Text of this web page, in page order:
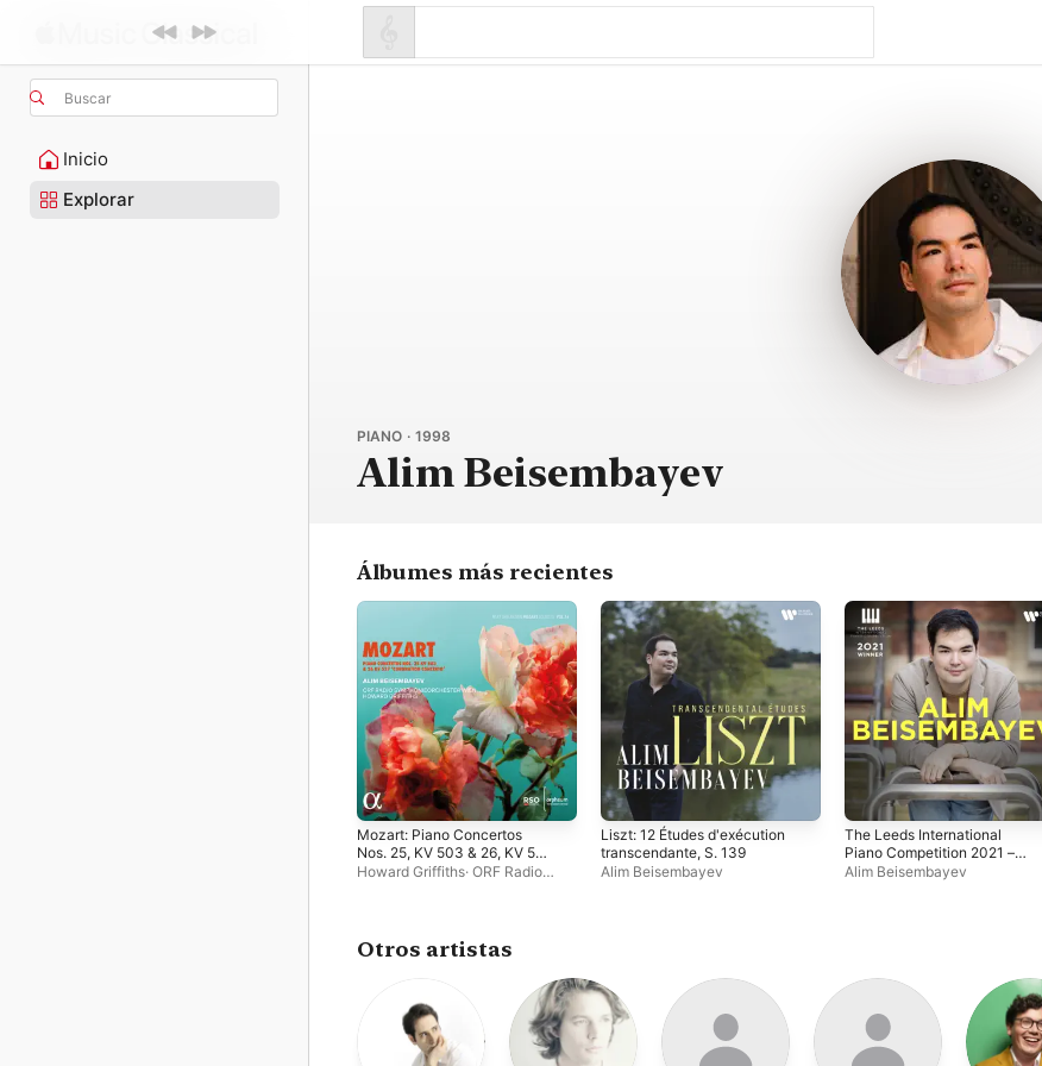
Buscar
Inicio
Explorar
PIANO · 1998
Alim Beisembayev
Álbumes más recientes
Mozart: Piano Concertos
Nos. 25, KV 503 & 26, KV 537
"Coronation Concerto"
Howard Griffiths· ORF Radio
Liszt: 12 Études d'exécution
transcendante, S. 139
Alim Beisembayev
The Leeds International
Piano Competition 2021 –
Gold Medal Winner
Alim Beisembayev
Otros artistas